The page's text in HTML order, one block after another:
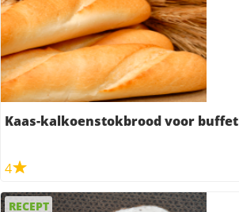
Kaas-kalkoenstokbrood voor buffet
4
RECEPT